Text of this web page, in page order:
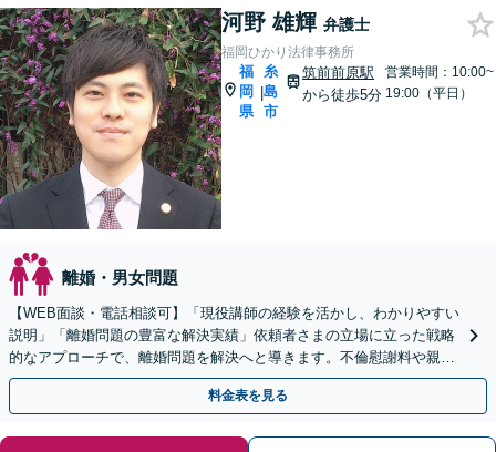
河野 雄輝 弁護士
福岡ひかり法律事務所
福
岡
県
|
糸
島
市
筑前前原駅
から徒歩5分
営業時間：10:00~
19:00（平日）
離婚・男女問題
【WEB面談・電話相談可】「現役講師の経験を活かし、わかりやすい
説明」「離婚問題の豊富な解決実績」依頼者さまの立場に立った戦略
的なアプローチで、離婚問題を解決へと導きます。不倫慰謝料や親権
争い、高額所得者の財産分与など、何でもご相談ください
料金表を見る